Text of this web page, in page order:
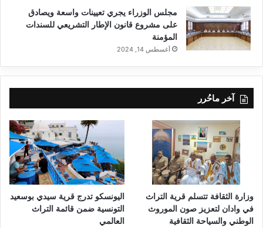
مجلس الوزراء يجري تعيينات واسعة ويصادق
على مشروع قانون الإطار التشريعي للسندات
المؤمنة
أغسطس 14, 2024
آخر ماحُرر
وزارة الثقافة تتسلم قرية التراث
في وادان لتعزيز صون الموروث
الوطني والسياحة الثقافية
اليونسكو تدرج قرية سيدي بوسعيد
التونسية ضمن قائمة التراث
العالمي